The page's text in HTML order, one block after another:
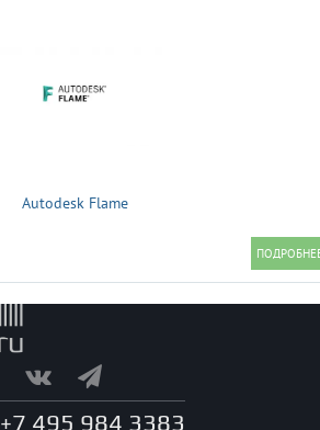
Autodesk Flame
+7 495 984 3383